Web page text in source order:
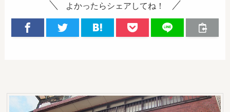
よかったらシェアしてね！